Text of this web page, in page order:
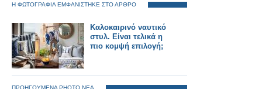
Η ΦΩΤΟΓΡΑΦΙΑ ΕΜΦΑΝΙΣΤΗΚΕ ΣΤΟ ΑΡΘΡΟ
Καλοκαιρινό ναυτικό
στυλ. Είναι τελικά η
πιο κομψή επιλογή;